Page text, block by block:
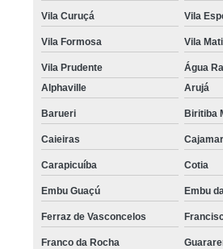
Vila Curuçá Vila
Vila Formosa Vila
Vila Prudente
Água
Alphaville
Arujá
Barueri Biritiba
Caieiras Cajamar
Carapicuíba Cotia
Embu Guaçú Embu
Ferraz de Vasconcelos
Franco da Rocha